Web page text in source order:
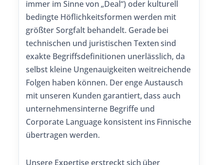
immer im Sinne von „Deal“) oder kulturell
bedingte Höflichkeitsformen werden mit
größter Sorgfalt behandelt. Gerade bei
technischen und juristischen Texten sind
exakte Begriffsdefinitionen unerlässlich, da
selbst kleine Ungenauigkeiten weitreichende
Folgen haben können. Der enge Austausch
mit unseren Kunden garantiert, dass auch
unternehmensinterne Begriffe und
Corporate Language konsistent ins Finnische
übertragen werden.
Unsere Expertise erstreckt sich über